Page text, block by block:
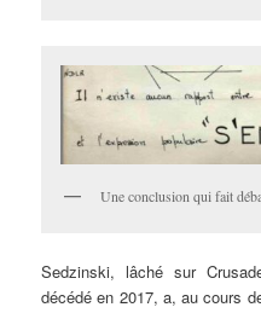
Une conclusion qui fait
Sedzinski, lâché sur
décédé en 2017, a, au cours